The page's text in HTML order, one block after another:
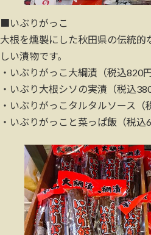
■いぶりがっこ
大根を燻製にした秋田県の伝統
しい漬物です。
・いぶりがっこ大綱漬（税込820円
・いぶり大根シソの実漬（税込380
・いぶりがっこタルタルソース（
・いぶりがっこと菜っぱ飯（税込